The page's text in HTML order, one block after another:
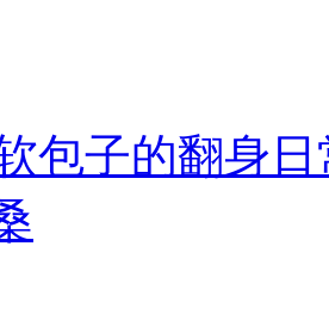
包子的翻身日